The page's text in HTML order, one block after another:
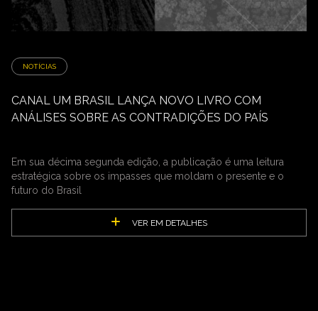
NOTÍCIAS
CANAL UM BRASIL LANÇA NOVO LIVRO COM
ANÁLISES SOBRE AS CONTRADIÇÕES DO PAÍS
Em sua décima segunda edição, a publicação é uma leitura
estratégica sobre os impasses que moldam o presente e o
futuro do Brasil
VER EM DETALHES